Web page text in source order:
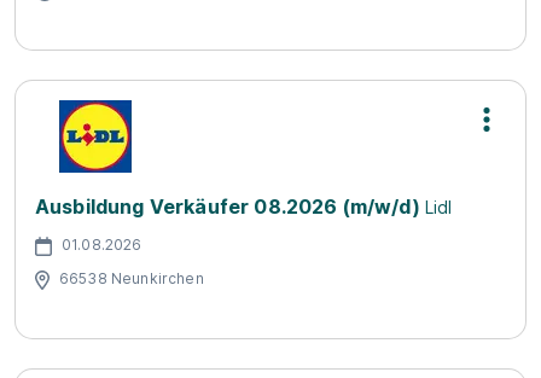
Ausbildung Verkäufer 08.2026 (m/w/d) Lidl
01.08.2026
66538 Neunkirchen